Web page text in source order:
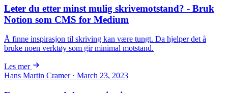
Leter du etter minst mulig skrivemotstand? - Bruk
Notion som CMS for Medium
Å finne inspirasjon til skriving kan være tungt. Da hjelper det å
bruke noen verktøy som gir minimal motstand.
Les mer
Hans Martin Cramer · March 23, 2023